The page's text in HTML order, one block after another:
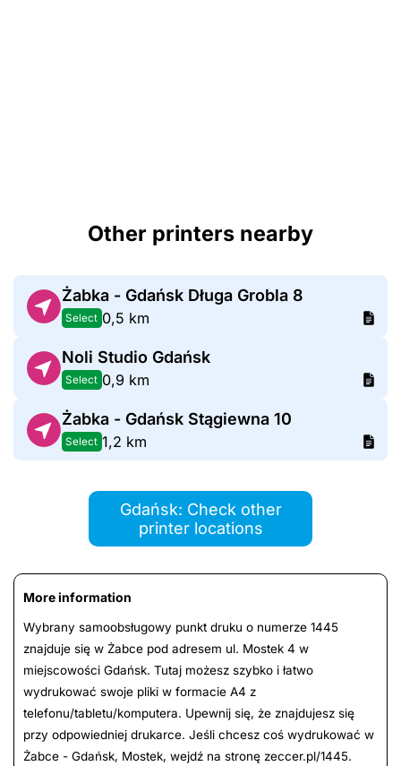
Other printers nearby
Żabka - Gdańsk Długa Grobla 8
Select 0,5 km
Noli Studio Gdańsk
Select 0,9 km
Żabka - Gdańsk Stągiewna 10
Select 1,2 km
Gdańsk: Check other
printer locations
More information
Wybrany samoobsługowy punkt druku o numerze 1445
znajduje się w Żabce pod adresem ul. Mostek 4 w
miejscowości Gdańsk. Tutaj możesz szybko i łatwo
wydrukować swoje pliki w formacie A4 z
telefonu/tabletu/komputera. Upewnij się, że znajdujesz się
przy odpowiedniej drukarce. Jeśli chcesz coś wydrukować w
Żabce - Gdańsk, Mostek, wejdź na stronę zeccer.pl/1445.